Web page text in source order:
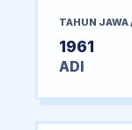
TAHUN JAWA
1961
ADI